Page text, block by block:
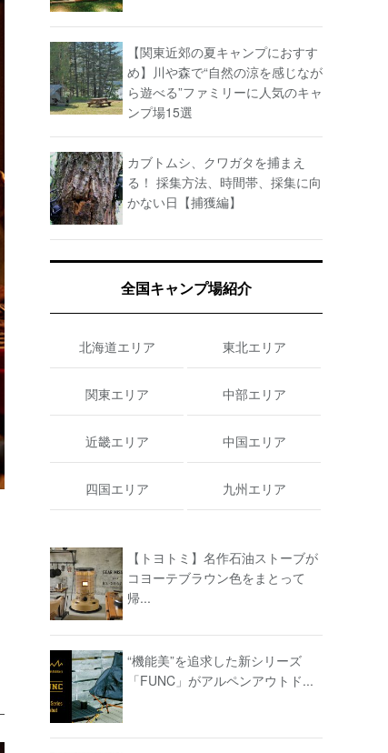
【関東近郊の夏キャンプにおすす
め】川や森で“自然の涼を感じなが
ら遊べる”ファミリーに人気のキャ
ンプ場15選
カブトムシ、クワガタを捕まえ
る！ 採集方法、時間帯、採集に向
かない日【捕獲編】
全国キャンプ場紹介
北海道エリア 東北エリア
関東エリア 中部エリア
近畿エリア 中国エリア
四国エリア 九州エリア
【トヨトミ】名作石油ストーブが
コヨーテブラウン色をまとって
帰...
“機能美”を追求した新シリーズ
「FUNC」がアルペンアウトド...